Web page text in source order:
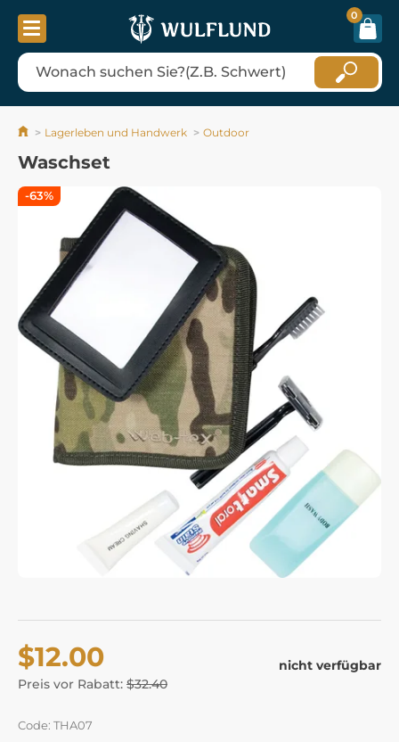
0
Lagerleben und Handwerk Outdoor
Waschset
$12.00
Preis vor Rabatt: $32.40
nicht verfügbar
Code: THA07
-63%